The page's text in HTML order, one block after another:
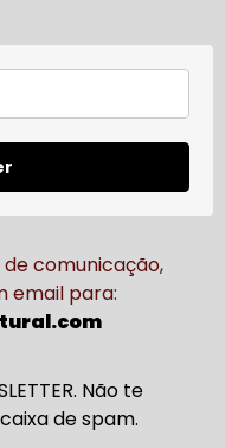
comunicação,
email para:
Não te
de spam.